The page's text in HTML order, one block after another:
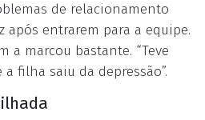
de relacionamento
entrarem para a equipe.
a marcou bastante. “Teve
filha saiu da depressão”.